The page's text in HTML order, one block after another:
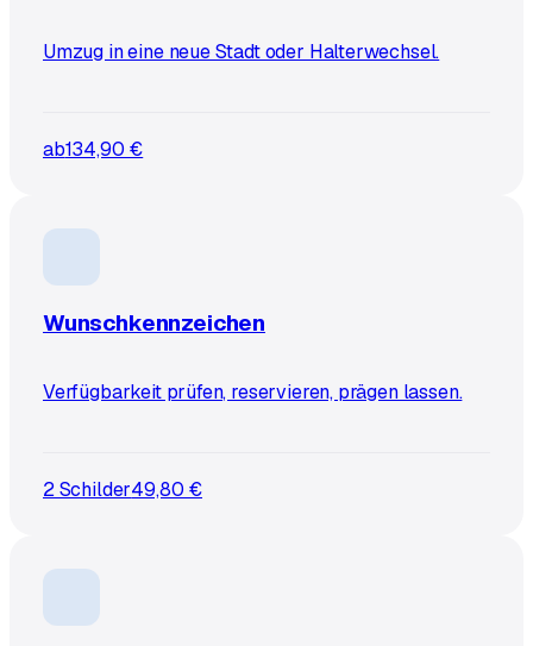
Umzug in eine neue Stadt oder Halterwechsel.
ab134,90 €
Wunschkennzeichen
Verfügbarkeit prüfen, reservieren, prägen lassen.
2 Schilder49,80 €